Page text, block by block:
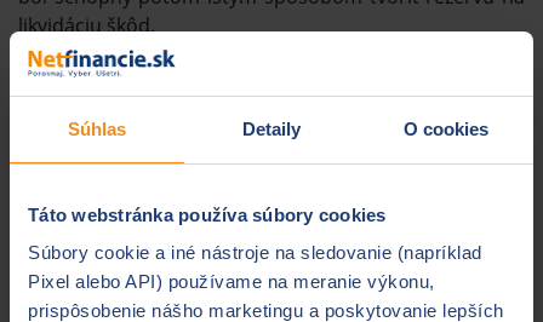
Súhlas Detaily O cookies
Táto webstránka používa súbory cookies
Súbory cookie a iné nástroje na sledovanie (napríklad
Pixel alebo API) používame na meranie výkonu,
prispôsobenie nášho marketingu a poskytovanie lepších
likvidáciu škôd.
Poistné už nemôže
ovplyvňovať pohlavie
držiteľa vozidla
Red.: A z praxe vieme, že sú isté skupiny vodičov,
ktoré sa pravdepodobne nedočkajú cenového
priateľstva s poisťovňou.